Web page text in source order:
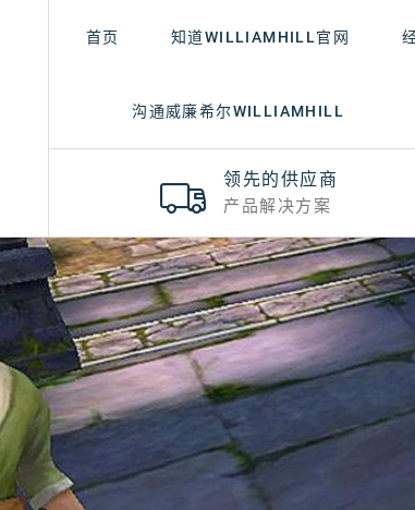
首页 知道WILLIAMHILL官网
沟通威廉希尔WILLIAMHILL
领先的供应商
产品解决方案